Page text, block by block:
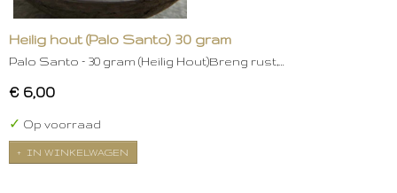
Heilig hout (Palo Santo) 30 gram
Palo Santo – 30 gram (Heilig Hout)Breng rust,…
€ 6,00
✓ Op voorraad
IN WINKELWAGEN